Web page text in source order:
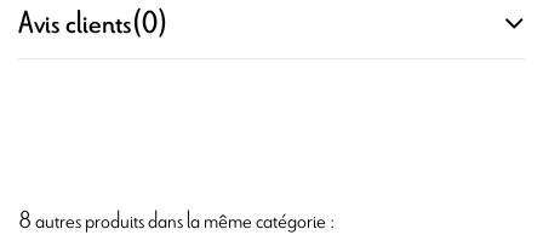
Avis clients(0)
8 autres produits dans la même catégorie :